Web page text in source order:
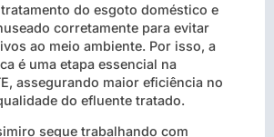
do esgoto doméstico e
corretamente para evitar
ao meio ambiente. Por isso, a
é uma etapa essencial na
assegurando maior eficiência no
do efluente tratado.
segue trabalhando com